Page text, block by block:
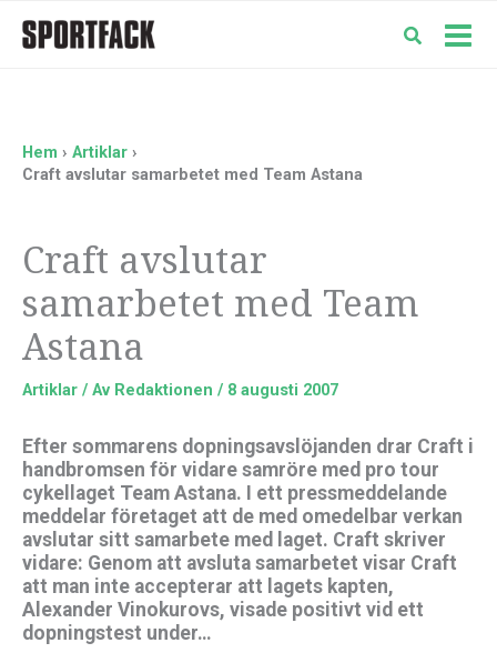
Hem
Artiklar
Craft avslutar samarbetet med Team Astana
Craft avslutar
samarbetet med Team
Astana
Artiklar / Av Redaktionen / 8 augusti 2007
Efter sommarens dopningsavslöjanden drar Craft i
handbromsen för vidare samröre med pro tour
cykellaget Team Astana. I ett pressmeddelande
meddelar företaget att de med omedelbar verkan
avslutar sitt samarbete med laget. Craft skriver
vidare: Genom att avsluta samarbetet visar Craft
att man inte accepterar att lagets kapten,
Alexander Vinokurovs, visade positivt vid ett
dopningstest under…